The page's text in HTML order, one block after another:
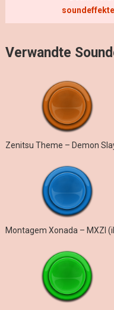
Verwandte